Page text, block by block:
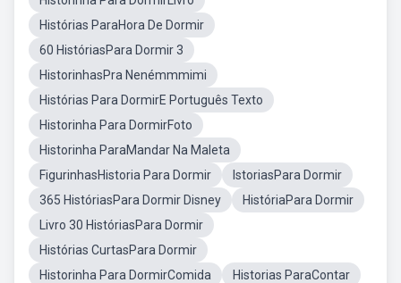
Histórias ParaHora De Dormir
60 HistóriasPara Dormir 3
HistorinhasPra Nenémmmimi
Histórias Para DormirE Português Texto
Historinha Para DormirFoto
Historinha ParaMandar Na Maleta
FigurinhasHistoria Para Dormir
IstoriasPara Dormir
365 HistóriasPara Dormir Disney
HistóriaPara Dormir
Livro 30 HistóriasPara Dormir
Histórias CurtasPara Dormir
Historinha Para DormirComida
Historias ParaContar